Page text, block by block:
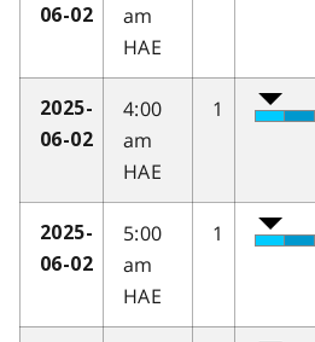
06-02
am
HAE
2025-
06-02
4:00
am
HAE
1
2025-
06-02
5:00
am
HAE
1